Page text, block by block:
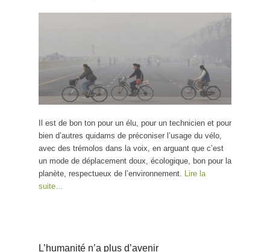
Il est de bon ton pour un élu, pour un technicien et pour
bien d’autres quidams de préconiser l’usage du vélo,
avec des trémolos dans la voix, en arguant que c’est
un mode de déplacement doux, écologique, bon pour la
planète, respectueux de l’environnement. Lire la
suite…
L’humanité n’a plus d’avenir